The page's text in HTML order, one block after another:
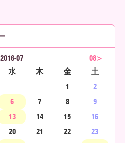
2016-07
08>
水 木 金
土
1
2
6 7 8
9
13 14 15
16
20 21 22
23